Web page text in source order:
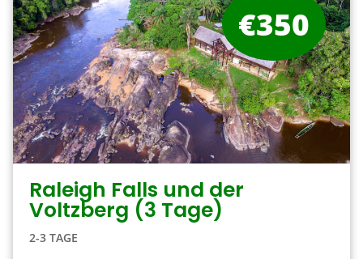
Raleigh Falls und der
Voltzberg (3 Tage)
2-3 TAGE
€350